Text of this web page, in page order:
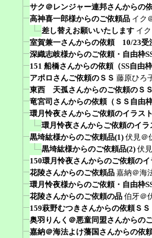
サク＠レンジャー連邦さんからの
高神喜一郎様からのご依頼品 イク
差し替えお願いいたします イ
室賀兼一さんからの依頼 10/23受
深織志岐様からのご依頼・自由枠
151 船橋さんからの依頼（SS自由枠
アポロさんご依頼のＳＳ 藤原ひろ
東西 天孤さんからのご依頼のＳ
竜宮司さんからの依頼（ＳＳ自由
環月怜夜さんからご依頼のイラス
環月怜夜さんからご依頼のイ
黒埼紘様からのご依頼品(1) 伏見＠
黒埼紘様からのご依頼品(2) 伏
150環月怜夜さんからのご依頼のイ
花陵さんからのご依頼品 嘉納＠海
環月怜夜様からのご依頼・自由枠
花陵さんからのご依頼の品 伯牙＠
159萩野むつきさんからの依頼ＳＳ
奥羽りんく＠悪童同盟さんからの
嘉納＠海法よけ藩国さんからの依